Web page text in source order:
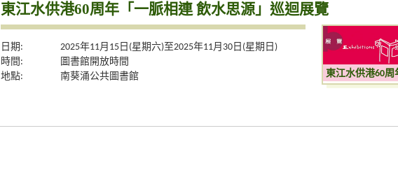
東江水供港60周年「一脈相連 飲水思源」巡迴展覽
日期:
2025年11月15日(星期六)至2025年11月30日(星期日)
時間:
圖書館開放時間
地點:
南葵涌公共圖書館